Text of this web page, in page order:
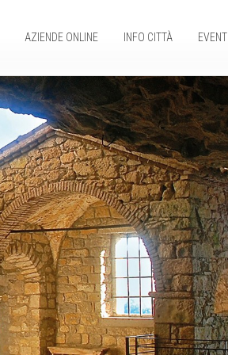
AZIENDE ONLINE INFO CITTÀ EVENTI